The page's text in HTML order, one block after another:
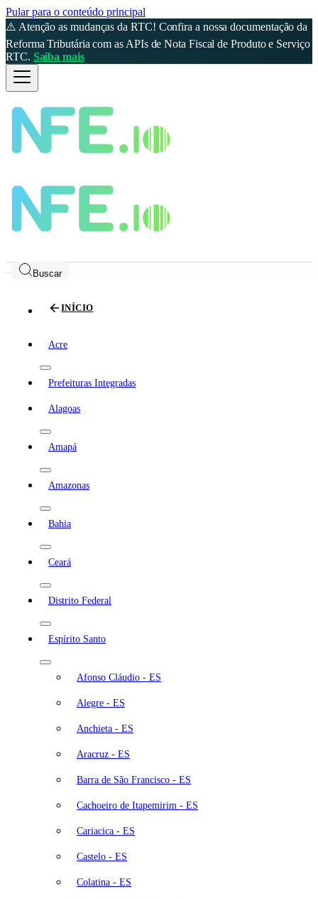
Pular para o conteúdo principal
⚠️ Atenção as mudanças da RTC! Confira a nossa documentação da
Reforma Tributária com as APIs de Nota Fiscal de Produto e Serviço
RTC. Saiba mais
Buscar
INÍCIO
Acre
Prefeituras Integradas
Alagoas
Amapá
Amazonas
Bahia
Ceará
Distrito Federal
Espírito Santo
Afonso Cláudio - ES
Alegre - ES
Anchieta - ES
Aracruz - ES
Barra de São Francisco - ES
Cachoeiro de Itapemirim - ES
Cariacica - ES
Castelo - ES
Colatina - ES